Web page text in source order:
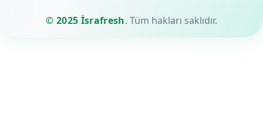
© 2025 İsrafresh. Tüm hakları saklıdır.